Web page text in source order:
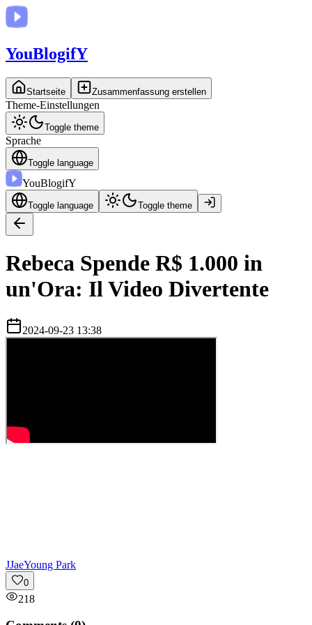
YouBlogifY
Startseite Zusammenfassung erstellen
Theme-Einstellungen
Toggle theme
Sprache
Toggle language
YouBlogifY
Toggle language Toggle theme
Rebeca Spende R$ 1.000 in
un'Ora: Il Video Divertente
2024-09-23 13:38
JJaeYoung Park
0
218